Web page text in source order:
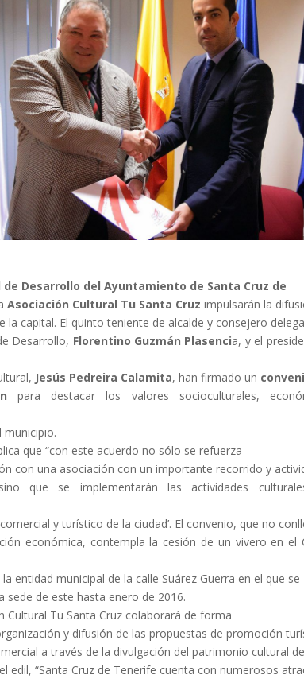
de Desarrollo del Ayuntamiento de Santa Cruz de
Asociación Cultural Tu Santa Cruz impulsarán la
la capital. El quinto teniente de alcalde y consejero
Desarrollo, Florentino Guzmán Plasencia, y el
Jesús Pedreira Calamita, han firmado un
para destacar los valores socioculturales,
municipio.
que “con este acuerdo no sólo se refuerza
con una asociación con un importante recorrido y
que se implementarán las actividades
y turístico de la ciudad’. El convenio, que no
económica, contempla la cesión de un vivero en el
entidad municipal de la calle Suárez Guerra en el que se
sede de este hasta enero de 2016.
Cultural Tu Santa Cruz colaborará de forma
y difusión de las propuestas de promoción
a través de la divulgación del patrimonio cultural
edil, “Santa Cruz de Tenerife cuenta con numerosos